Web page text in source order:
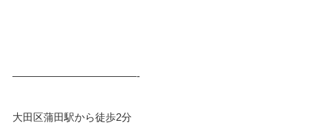
————————————-
大田区蒲田駅から徒歩2分